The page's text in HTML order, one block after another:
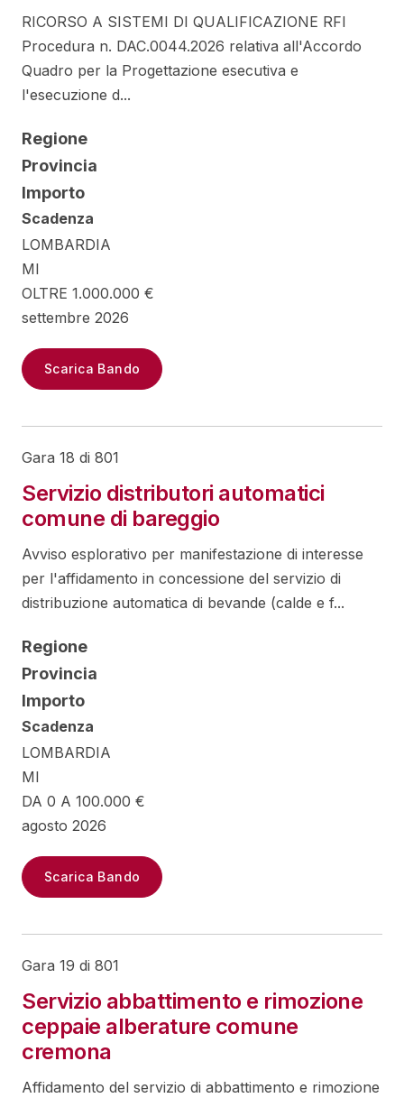
RICORSO A SISTEMI DI QUALIFICAZIONE RFI
Procedura n. DAC.0044.2026 relativa all'Accordo
Quadro per la Progettazione esecutiva e
l'esecuzione d...
Regione
Provincia
Importo
Scadenza
LOMBARDIA
MI
OLTRE 1.000.000 €
settembre 2026
Scarica Bando
Gara 18 di 801
Servizio distributori automatici
comune di bareggio
Avviso esplorativo per manifestazione di interesse
per l'affidamento in concessione del servizio di
distribuzione automatica di bevande (calde e f...
Regione
Provincia
Importo
Scadenza
LOMBARDIA
MI
DA 0 A 100.000 €
agosto 2026
Scarica Bando
Gara 19 di 801
Servizio abbattimento e rimozione
ceppaie alberature comune
cremona
Affidamento del servizio di abbattimento e rimozione